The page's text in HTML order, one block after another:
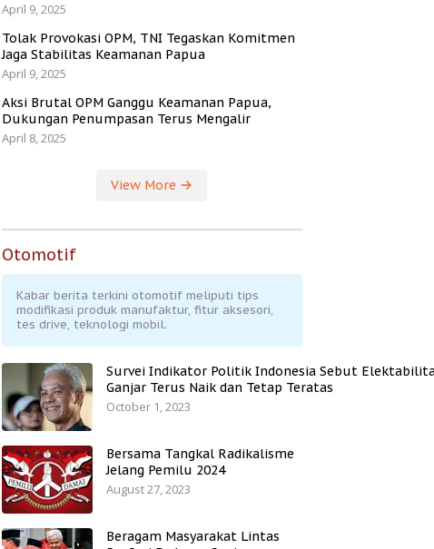
April 9, 2025
Tolak Provokasi OPM, TNI Tegaskan Komitmen
Jaga Stabilitas Keamanan Papua
April 9, 2025
Aksi Brutal OPM Ganggu Keamanan Papua,
Dukungan Penumpasan Terus Mengalir
April 8, 2025
View More
Otomotif
Kabar berita terkini otomotif meliputi tips
modifikasi produk manufaktur, fitur aksesori,
tes drive, teknologi mobil.
Survei Indikator Politik Indonesia Sebut
Ganjar Terus Naik dan Tetap Teratas
October 1, 2023
Bersama Tangkal Radikalisme
Jelang Pemilu 2024
August 27, 2023
Beragam Masyarakat Lintas